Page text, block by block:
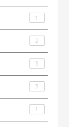
1
2
3
3
1